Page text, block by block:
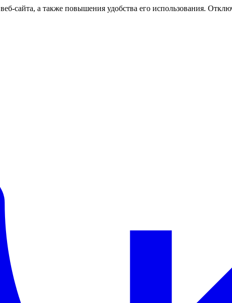
сайта, а также повышения удобства его использования.